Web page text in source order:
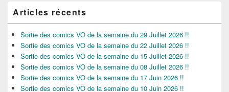
Articles récents
Sortie des comics VO de la semaine du 29 Juillet 2026 !!
Sortie des comics VO de la semaine du 22 Juillet 2026 !!
Sortie des comics VO de la semaine du 15 Juillet 2026 !!
Sortie des comics VO de la semaine du 08 Juillet 2026 !!
Sortie des comics VO de la semaine du 17 Juin 2026 !!
Sortie des comics VO de la semaine du 10 Juin 2026 !!